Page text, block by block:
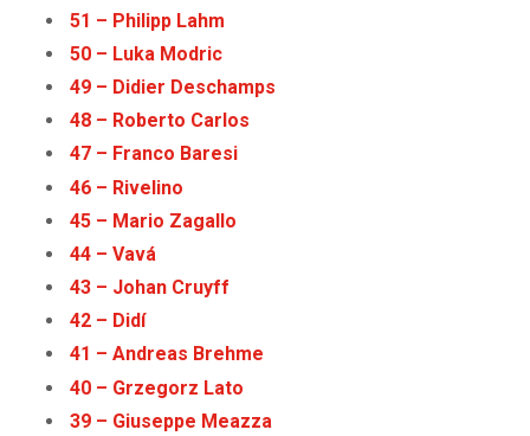
51 – Philipp Lahm
50 – Luka Modric
49 – Didier Deschamps
48 – Roberto Carlos
47 – Franco Baresi
46 – Rivelino
45 – Mario Zagallo
44 – Vavá
43 – Johan Cruyff
42 – Didí
41 – Andreas Brehme
40 – Grzegorz Lato
39 – Giuseppe Meazza